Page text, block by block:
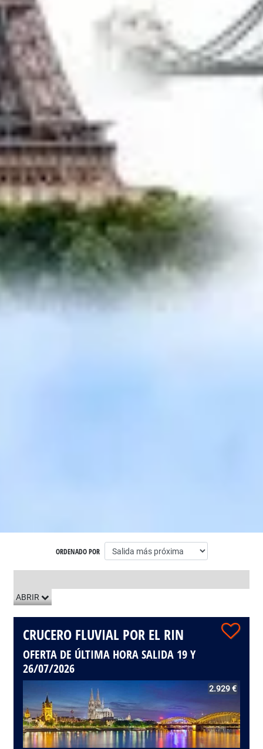
ORDENADO POR
ABRIR
CRUCERO FLUVIAL POR EL RIN
OFERTA DE ÚLTIMA HORA SALIDA 19 Y
26/07/2026
2.929 €